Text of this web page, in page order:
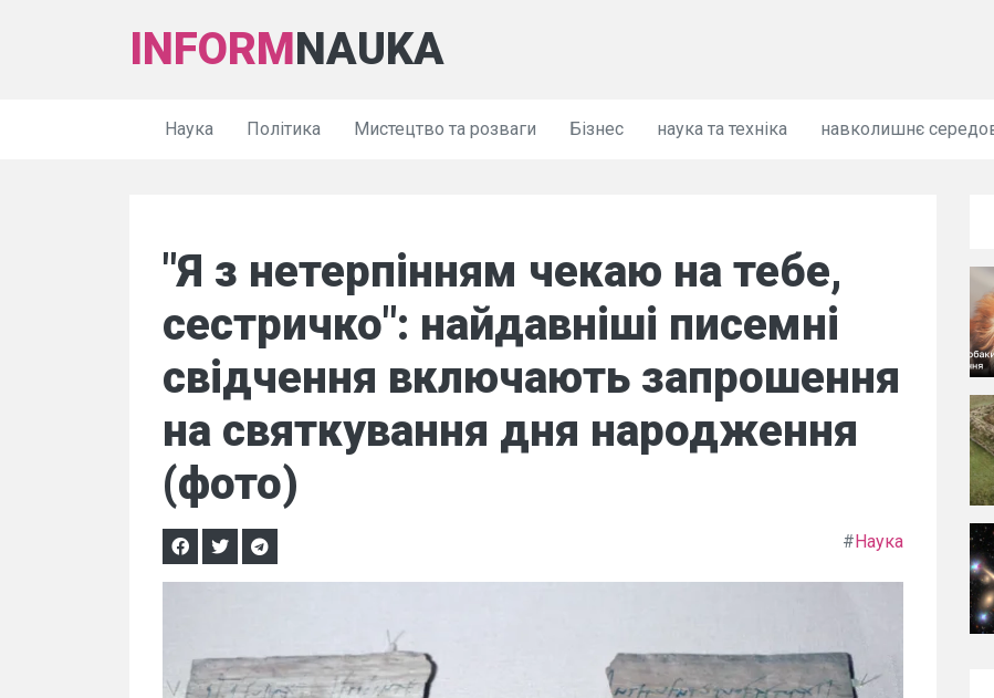
INFORMNAUKA
Наука Політика Мистецтво та розваги Бізнес наука та техніка навколишнє
"Я з нетерпінням чекаю на тебе,
сестричко": найдавніші писемні
свідчення включають запрошення
на святкування дня народження
(фото)
#Наука